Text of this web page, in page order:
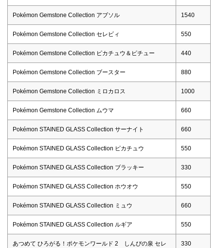
Pokémon Gemstone Collection アブソル 1540
Pokémon Gemstone Collection セレビィ 550
Pokémon Gemstone Collection ピカチュウ＆ピチュー 440
Pokémon Gemstone Collection ブースター 880
Pokémon Gemstone Collection ミロカロス 1000
Pokémon Gemstone Collection ムウマ 660
Pokémon STAINED GLASS Collection サーナイト 660
Pokémon STAINED GLASS Collection ピカチュウ 550
Pokémon STAINED GLASS Collection ブラッキー 330
Pokémon STAINED GLASS Collection ホウオウ 550
Pokémon STAINED GLASS Collection ミュウ 660
Pokémon STAINED GLASS Collection ルギア 550
あつめて ひろがる！ポケモンワールド 2 しんぴの泉 セレ
330